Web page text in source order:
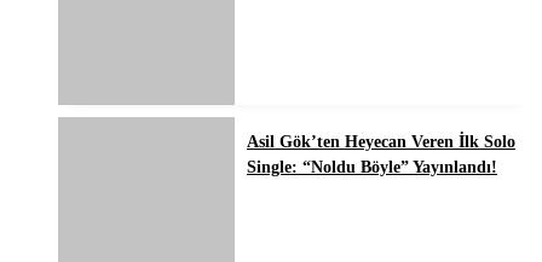
Asil Gök’ten Heyecan Veren İlk Solo
Single: “Noldu Böyle” Yayınlandı!